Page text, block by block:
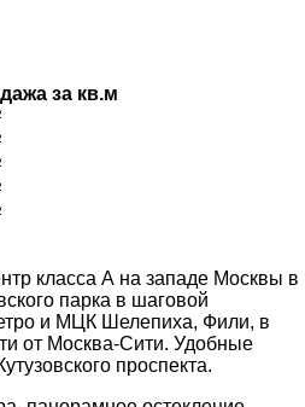
за кв.м
класса А на западе Москвы в
парка в шаговой
и МЦК Шелепиха, Фили, в
от Москва-Сити. Удобные
проспекта.